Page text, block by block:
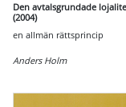
Den avtalsgrundade
(2004)
en allmän rättsprincip
Anders Holm